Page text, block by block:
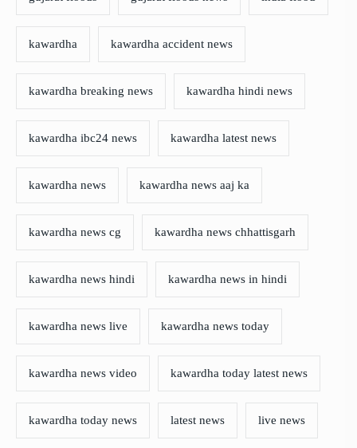
kawardha kawardha accident news
kawardha breaking news kawardha hindi news
kawardha ibc24 news kawardha latest news
kawardha news kawardha news aaj ka
kawardha news cg kawardha news chhattisgarh
kawardha news hindi kawardha news in hindi
kawardha news live kawardha news today
kawardha news video kawardha today latest news
kawardha today news latest news live news